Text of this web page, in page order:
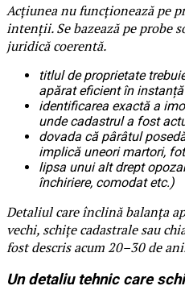
Acțiunea nu funcționează pe
intenții. Se bazează pe probe
juridică coerentă.
titlul de proprietate
apărat eficient în instanță
identificarea exactă a
unde cadastrul a fost
dovada că pârâtul
implică uneori martori,
lipsa unui alt drept
închiriere, comodat etc.)
Detaliul care înclină balanța
vechi, schițe cadastrale sau
fost descris acum 20–30 de
Un detaliu tehnic care